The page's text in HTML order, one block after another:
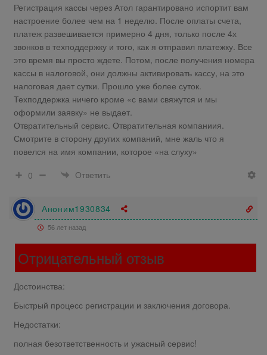
Регистрация кассы через Атол гарантировано испортит вам
настроение более чем на 1 неделю. После оплаты счета,
платеж развешивается примерно 4 дня, только после 4х
звонков в техподдержку и того, как я отправил платежку. Все
это время вы просто ждете. Потом, после получения номера
кассы в налоговой, они должны активировать кассу, на это
налоговая дает сутки. Прошло уже более суток.
Техподдержка ничего кроме «с вами свяжутся и мы
оформили заявку» не выдает.
Отвратительный сервис. Отвратительная компаниия.
Смотрите в сторону других компаний, мне жаль что я
повелся на имя компании, которое «на слуху»
0
Ответить
Аноним1930834
56 лет назад
Отрицательный отзыв
Достоинства:
Быстрый процесс регистрации и заключения договора.
Недостатки:
полная безответственность и ужасный сервис!